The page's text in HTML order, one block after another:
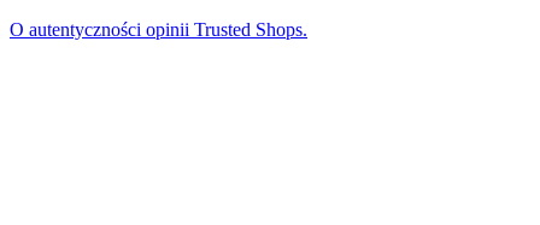
O autentyczności opinii Trusted Shops.